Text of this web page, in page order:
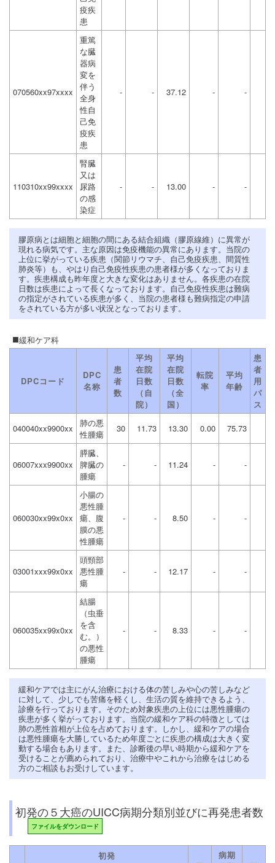
疫疾
患
070560xx97xxxx
重篤
な臓
器病
変を
伴う
全身
性自
己免
疫疾
患
- - 37.12 - -
110310xx99xxxx
腎臓
又は
尿路
の感
染症
- - 13.00 - -
膠原病とは細胞と細胞の間にある結合組織（膠原線維）に異常が
現れる病気です。主な原因は免疫機能の異常にあります。当院の
上位に挙がっている疾患（関節リウマチ、自己免疫疾患、間質性
肺炎等）も、やはり自己免疫性疾患の患者様が多くなっておりま
す。疾患構成も昨年度と大きな変化はありません。各疾患の在院
日数は疾患によって長くなっております。自己免疫性疾患は難病
の指定がされている疾患が多く、当院の患者様も難病指定の申請
をされている方が多い状況となっております。
緩和ケア科
DPCコード
DPC
名称
患
者
数
平均
在院
日数
（自
院）
平均
在院
日数
（全
国）
転院
率
平均
年齢
患
者
用
パ
ス
040040xx9900xx
肺の悪
性腫瘍
30 11.73 13.30 0.00 75.73
06007xxx9900xx
膵臓、
脾臓の
腫瘍
- - 11.24 - -
060030xx99x0xx
小腸の
悪性腫
瘍、腹
膜の悪
性腫瘍
- - 8.50 - -
03001xxx99x0xx
頭頸部
悪性腫
瘍
- - 12.17 - -
060035xx99x0xx
結腸
（虫垂
を含
む。）
の悪性
腫瘍
- - 8.33 - -
緩和ケアでは主にがん治療における体の苦しみや心の苦しみなど
に対して、少しでも苦痛を軽くし、生活の質を維持できるよう、
診療を行っております。そのため対象疾患の上位には悪性腫瘍の
疾患が多く挙がっております。当院の緩和ケア科の特徴としては
肺の悪性首相が上位を占めております。しかし、緩和ケアの場合
は悪性腫瘍を大勝しているため年度ごとに疾患の構成は大きく変
動する場合もあります。また、診断後の早い時期から緩和ケアを
受けることが薦められており、治療中やこれから治療をはじめる
方のご相談もお受けしています。
初発の５大癌のUICC病期分類別並びに再発患者数
ファイルをダウンロード
初発
病期